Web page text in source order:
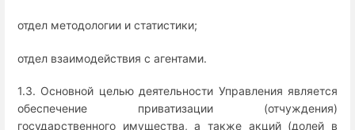
отдел методологии и статистики;
отдел взаимодействия с агентами.
1.3. Основной целью деятельности Управления является
обеспечение приватизации (отчуждения)
государственного имущества, а также акций (долей в